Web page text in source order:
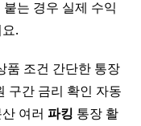
는 경우 실제 수익
.
품 조건 간단한 통장
구간 금리 확인 자동
여러 파킹 통장 활